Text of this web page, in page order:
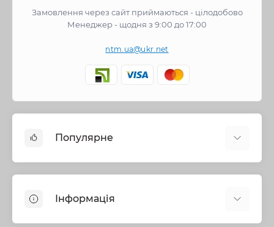
Замовлення через сайт приймаються - цілодобово
Менеджер - щодня з 9:00 до 17:00
ntm.ua@ukr.net
Популярне
Запірна арматура
Труби та фітинги
Інформація